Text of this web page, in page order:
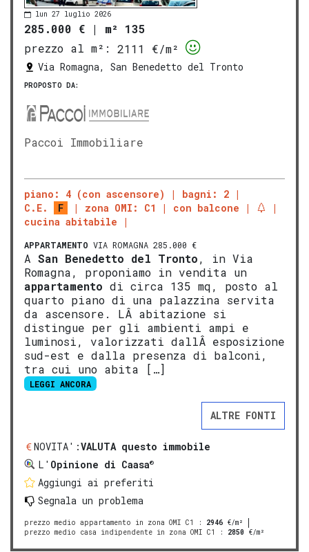
lun 27 luglio 2026
285.000 € | m² 135
prezzo al m²:
2111 €/m²
Via Romagna, San Benedetto del Tronto
PROPOSTO DA:
Paccoi Immobiliare
piano: 4 (con ascensore)
bagni: 2
C.E.
F zona OMI: C1
con balcone
cucina abitabile
APPARTAMENTO VIA ROMAGNA 285.000 €
A San Benedetto del Tronto, in Via
Romagna, proponiamo in vendita un
appartamento di circa 135 mq, posto al
quarto piano di una palazzina servita
da ascensore. LÂ abitazione si
distingue per gli ambienti ampi e
luminosi, valorizzati dallÂ esposizione
sud-est e dalla presenza di balconi,
tra cui uno abita […]
LEGGI ANCORA
ALTRE FONTI
NOVITA':VALUTA questo immobile
L' Opinione di Caasa®
Aggiungi ai preferiti
Segnala un problema
prezzo medio appartamento in zona OMI C1 : 2946 €/m²
prezzo medio casa indipendente in zona OMI C1
: 2850 €/m²